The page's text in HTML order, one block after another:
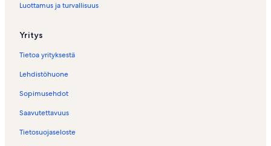
Luottamus ja turvallisuus
Yritys
Tietoa yrityksestä
Lehdistöhuone
Sopimusehdot
Saavutettavuus
Tietosuojaseloste